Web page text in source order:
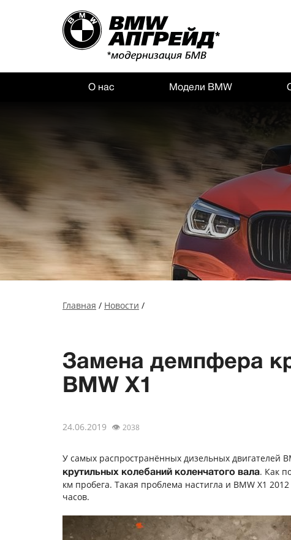
О нас Модели BMW
Главная / Новости /
Замена демпфера
BMW X1
24.06.2019 👁 2038
У самых распространённых дизельных двигателей
крутильных колебаний коленчатого вала. Как
км пробега. Такая проблема настигла и BMW X1
часов.